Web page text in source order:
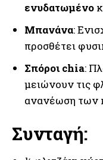
ενυδατωμένο
Μπανάνα:
προσθέτει
Σπόροι chia:
μειώνουν τις
ανανέωση των
Συνταγή: